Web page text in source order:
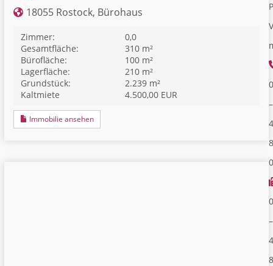
18055 Rostock, Bürohaus
Zimmer:
0,0
Gesamtfläche:
310 m²
Bürofläche:
100 m²
Lagerfläche:
210 m²
Grundstück:
2.239 m²
Kaltmiete
4.500,00 EUR
Immobilie ansehen
–
0
–